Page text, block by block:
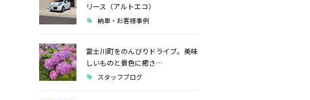
リース（アルトエコ）
納車・お客様事例
富士川町をのんびりドライブ。美味
しいものと景色に癒さ…
スタッフブログ